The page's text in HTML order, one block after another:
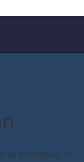
la sociedad el